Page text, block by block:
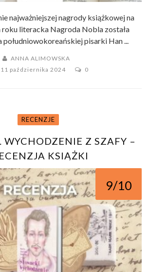
najważniejszej nagrody książkowej na
roku literacka Nagroda Nobla została
pisarki Han ...
ANNA ALIMOWSKA
11 października 2024
0
RECENZJE
WYCHODZENIE Z SZAFY –
KSIĄŻKI
9/10